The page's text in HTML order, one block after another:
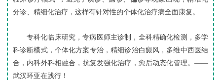
分诊、精细化治疗，这样有针对性的个体化治疗病全面康复。
专科化临床研究，专病医师主诊制，全科精确化检测，多学
科诊断模式，个体化方案专治，精细诊治白癜风，多维中西医结
合，内科外科相融合，抗复发强化治疗，愈后动态化管理。——
武汉环亚在践行！